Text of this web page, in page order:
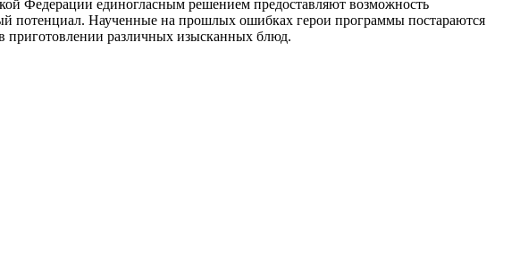
Федерации единогласным решением предоставляют возможность
потенциал. Наученные на прошлых ошибках герои программы постараются
приготовлении различных изысканных блюд.